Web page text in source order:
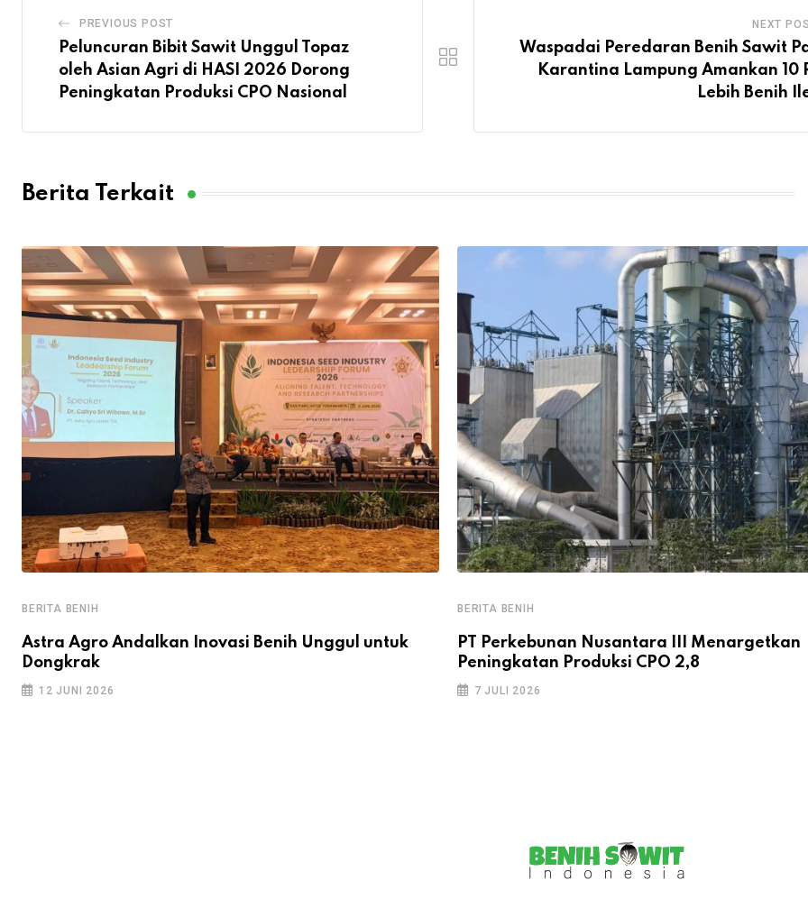
PREVIOUS POST
Peluncuran Bibit Sawit Unggul Topaz
oleh Asian Agri di HASI 2026 Dorong
Peningkatan Produksi CPO Nasional
NEXT
Waspadai Peredaran Benih Sawit
Karantina Lampung Amankan 10
Lebih Benih
Berita Terkait
BERITA BENIH
Astra Agro Andalkan Inovasi Benih Unggul untuk
Dongkrak
12 JUNI 2026
BERITA BENIH
PT Perkebunan Nusantara III Menargetkan
Peningkatan Produksi CPO 2,8
7 JULI 2026